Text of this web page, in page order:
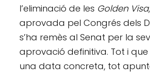
l’eliminació de les Golden Visa
aprovada pel Congrés dels
s’ha remès al Senat per la
aprovació definitiva. Tot i que
una data concreta, tot